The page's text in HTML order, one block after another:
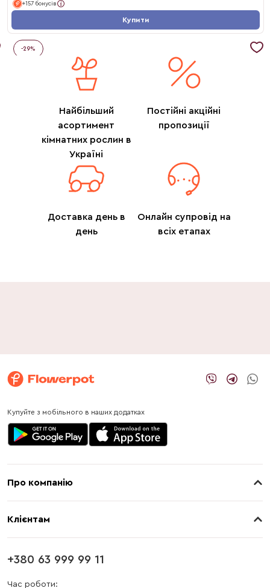
+157 бонусів
Купити
-29%
Найбільший
асортимент
кімнатних рослин в
Україні
Постійні акційні
пропозиції
Доставка день в
день
Онлайн супровід на
всіх етапах
Купуйте з мобільного в наших додатках
Про компанію
Клієнтам
Оплата
Блог
+380 63 999 99 11
Час роботи: